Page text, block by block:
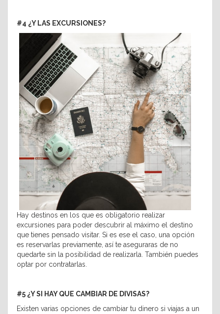
#4 ¿Y LAS EXCURSIONES?
Hay destinos en los que es obligatorio realizar
excursiones para poder descubrir al máximo el destino
que tienes pensado visitar. Si es ese el caso, una opción
es reservarlas previamente, así te aseguraras de no
quedarte sin la posibilidad de realizarla. También puedes
optar por contratarlas.
#5 ¿Y SI HAY QUE CAMBIAR DE DIVISAS?
Existen varias opciones de cambiar tu dinero si viajas a un